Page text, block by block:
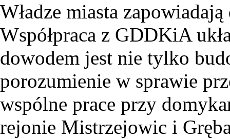
Władze miasta
Współpraca z GDDKiA
dowodem jest nie tylko
porozumienie w sprawie
wspólne prace przy
rejonie Mistrzejowic i